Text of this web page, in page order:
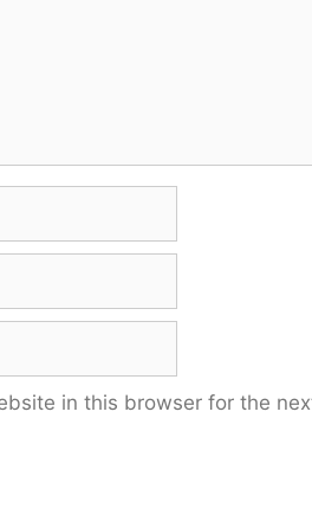
in this browser for the